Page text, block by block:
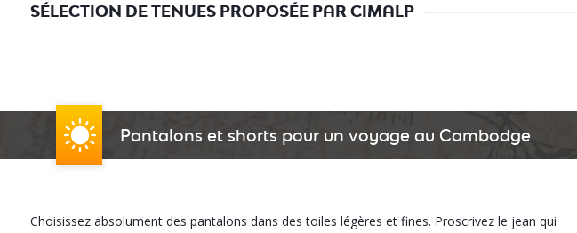
SÉLECTION DE TENUES PROPOSÉE PAR CIMALP
Pantalons et shorts pour un voyage au Cambodge
Choisissez absolument des pantalons dans des toiles légères et fines. Proscrivez le jean qui